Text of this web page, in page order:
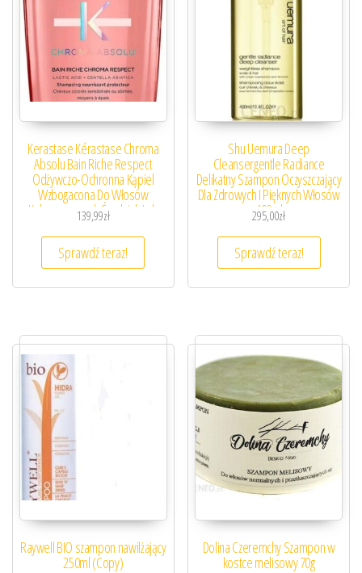
Kerastase Kérastase Chroma
Absolu Bain Riche Respect
Odżywczo-Ochronna Kąpiel
Wzbogacona Do Włosów
Koloryzowanych Średnich Lub
Grubych 500Ml
139,99zł
Sprawdź teraz!
Shu Uemura Deep
Cleansergentle Radiance
Delikatny Szampon Oczyszczający
Dla Zdrowych I Pięknych Włosów
400ml
295,00zł
Sprawdź teraz!
Raywell BIO szampon nawilżający
250ml (Copy)
Dolina Czeremchy Szampon w
kostce melisowy 70g